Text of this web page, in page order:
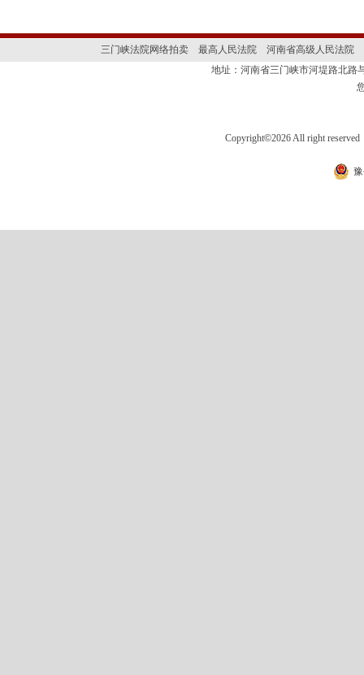
三门峡法院网络拍卖 最高人民法院
河南省高级人民法院
地址：河南省三门峡市河堤路北
Copyright©2026 All right